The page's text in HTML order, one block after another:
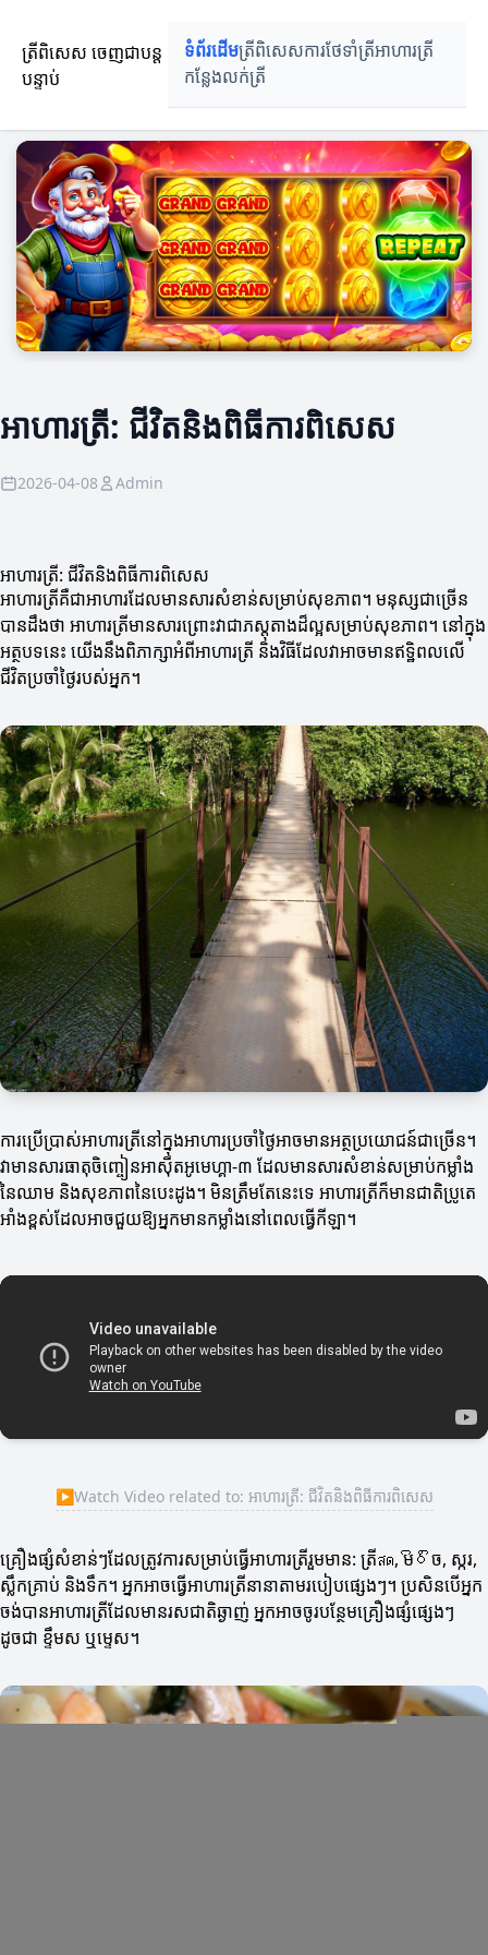
ត្រីពិសេស ចេញជាបន្ត
បន្ទាប់
ទំព័រដើមត្រីពិសេសការថែទាំត្រីអាហារត្រី
កន្លែងលក់ត្រី
អាហារត្រី: ជីវិតនិងពិធីការពិសេស
2026-04-08 Admin
អាហារត្រី: ជីវិតនិងពិធីការពិសេស
អាហារត្រីគឺជាអាហារដែលមានសារសំខាន់សម្រាប់សុខភាព។ មនុស្សជាច្រើន
បានដឹងថា អាហារត្រីមានសារព្រោះវាជាភស្តុតាងដ៏ល្អសម្រាប់សុខភាព។ នៅក្នុង
អត្ថបទនេះ យើងនឹងពិភាក្សាអំពីអាហារត្រី និងវិធីដែលវាអាចមានឥទ្ឋិពលលើ
ជីវិតប្រចាំថ្ងៃរបស់អ្នក។
ការប្រើប្រាស់អាហារត្រីនៅក្នុងអាហារប្រចាំថ្ងៃអាចមានអត្ថប្រយោជន៍ជាច្រើន។
វាមានសារធាតុចិញ្ចៀនអាស៊ីតអូមេហ្គា-៣ ដែលមានសារសំខាន់សម្រាប់កម្លាំង
នៃឈាម និងសុខភាពនៃបេះដូង។ មិនត្រឹមតែនេះទេ អាហារត្រីក៏មានជាតិប្រូតេ
អាំងខ្ពស់ដែលអាចជួយឱ្យអ្នកមានកម្លាំងនៅពេលធ្វើកីឡា។
▶Watch Video related to: អាហារត្រី: ជីវិតនិងពិធីការពិសេស
គ្រឿងផ្សំសំខាន់ៗដែលត្រូវការសម្រាប់ធ្វើអាហារត្រីរួមមាន: ត្រីสด, មිරිច, ស្ករ,
ស្លឹកគ្រាប់ និងទឹក។ អ្នកអាចធ្វើអាហារត្រីនានាតាមរបៀបផ្សេងៗ។ ប្រសិនបើអ្នក
ចង់បានអាហារត្រីដែលមានរសជាតិឆ្ងាញ់ អ្នកអាចចូរបន្ថែមគ្រឿងផ្សំផ្សេងៗ
ដូចជា ខ្ទឹមស ឬម្ទេស។